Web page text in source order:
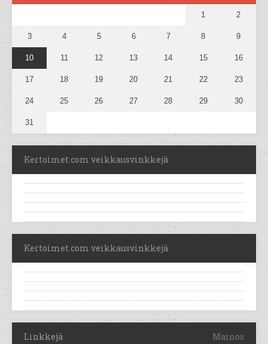
1 2
3 4 5 6 7 8 9
10 11 12 13 14 15 16
17 18 19 20 21 22 23
24 25 26 27 28 29 30
31
Kertoimet.com veikkausvinkkejä
Kertoimet.com veikkausvinkkejä
Linkkejä Mainos